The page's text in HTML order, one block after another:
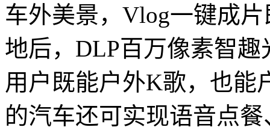
车外美景，Vlog一键成
地后，DLP百万像素智
用户既能户外K歌，也能
的汽车还可实现语音点